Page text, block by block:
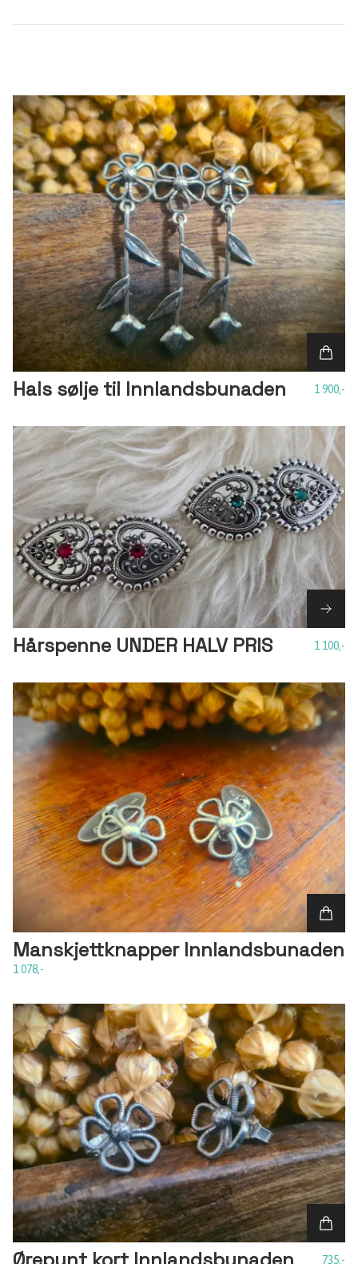
Hals sølje til Innlandsbunaden 1 900,-
Hårspenne UNDER HALV PRIS 1 100,-
Manskjettknapper Innlandsbunaden
1 078,-
735,-